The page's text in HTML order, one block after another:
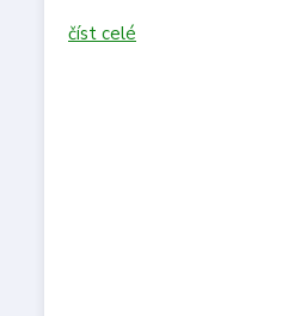
číst celé